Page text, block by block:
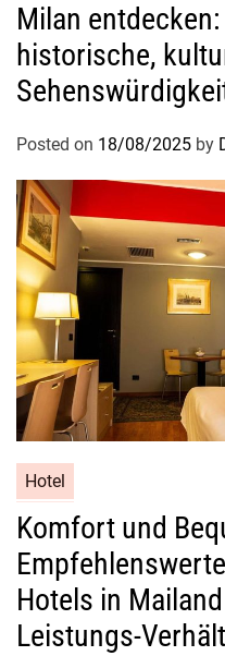
Milan
historische,
Posted on 18/08/2025 by
Hotel
Komfort und
Hotels in
Leistungs-